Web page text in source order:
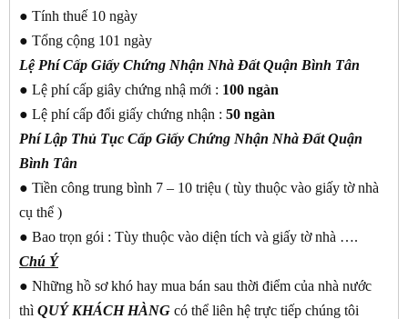
● Tính thuế 10 ngày
● Tổng cộng 101 ngày
Lệ Phí Cấp Giấy Chứng Nhận Nhà Đất Quận Bình Tân
● Lệ phí cấp giây chứng nhậ mới : 100 ngàn
● Lệ phí cấp đổi giấy chứng nhận : 50 ngàn
Phí Lập Thủ Tục Cấp Giấy Chứng Nhận Nhà Đất Quận
Bình Tân
● Tiền công trung bình 7 – 10 triệu ( tùy thuộc vào giấy tờ nhà
cụ thể )
● Bao trọn gói : Tùy thuộc vào diện tích và giấy tờ nhà ….
Chú Ý
● Những hồ sơ khó hay mua bán sau thời điểm của nhà nước
thì QUÝ KHÁCH HÀNG có thể liên hệ trực tiếp chúng tôi